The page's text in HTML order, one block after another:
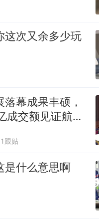
这次又余多少玩
幕成果丰硕，
成交额见证航空
1跟贴
是什么意思啊